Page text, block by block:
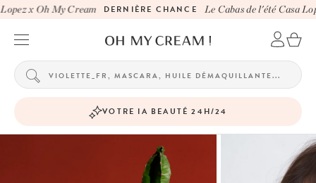
x Oh My Cream DERNIÈRE CHANCE Le Cabas de l'été Casa
VOTRE IA BEAUTÉ 24H/24